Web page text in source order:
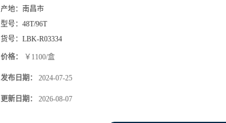
产地： 南昌市
型号： 48T/96T
货号： LBK-R03334
价格： ￥1100/盒
发布日期： 2024-07-25
更新日期： 2026-08-07